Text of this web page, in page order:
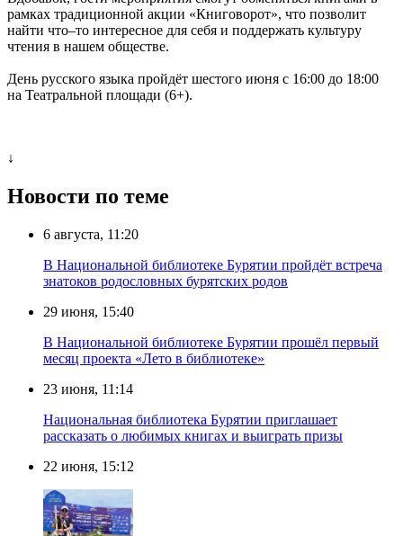
рамках традиционной акции «Книговорот», что позволит
найти что–то интересное для себя и поддержать культуру
чтения в нашем обществе.
День русского языка пройдёт шестого июня с 16:00 до 18:00
на Театральной площади (6+).
↓
Новости по теме
6 августа, 11:20
В Национальной библиотеке Бурятии пройдёт встреча
знатоков родословных бурятских родов
29 июня, 15:40
В Национальной библиотеке Бурятии прошёл первый
месяц проекта «Лето в библиотеке»
23 июня, 11:14
Национальная библиотека Бурятии приглашает
рассказать о любимых книгах и выиграть призы
22 июня, 15:12